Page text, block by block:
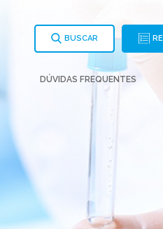
DÚVIDAS FREQUENTES
BUSCAR